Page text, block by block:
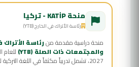
منحة KATİP - تركيا
رئاسة الأتراك في الخارج (YTB)
منحة دراسية مقدمة منرئاسة الأتراك
والمجتمعات ذات الصلة (YTB)
2027، تشمل تدريباً مكثفاً في اللغة التركية لمدة 8 أشهر.